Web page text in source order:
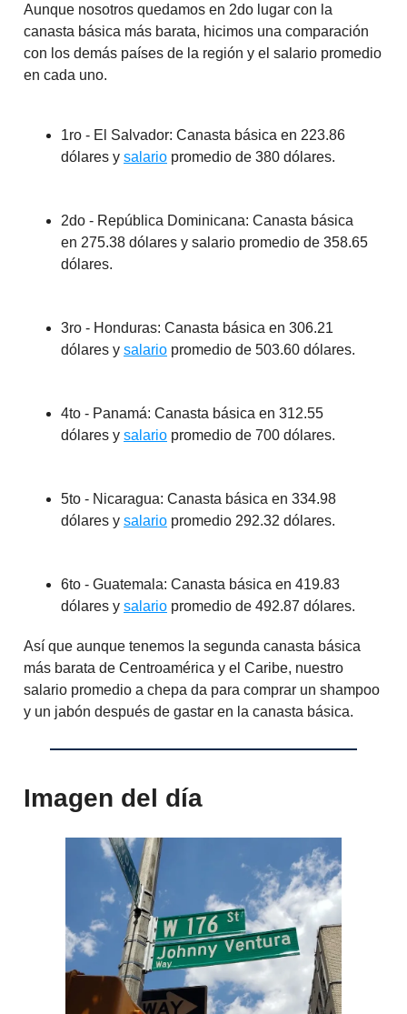
Aunque nosotros quedamos en 2do lugar con la
canasta básica más barata, hicimos una comparación
con los demás países de la región y el salario promedio
en cada uno.
1ro - El Salvador: Canasta básica en 223.86
dólares y salario promedio de 380 dólares.
2do - República Dominicana: Canasta básica
en 275.38 dólares y salario promedio de 358.65
dólares.
3ro - Honduras: Canasta básica en 306.21
dólares y salario promedio de 503.60 dólares.
4to - Panamá: Canasta básica en 312.55
dólares y salario promedio de 700 dólares.
5to - Nicaragua: Canasta básica en 334.98
dólares y salario promedio 292.32 dólares.
6to - Guatemala: Canasta básica en 419.83
dólares y salario promedio de 492.87 dólares.
Así que aunque tenemos la segunda canasta básica
más barata de Centroamérica y el Caribe, nuestro
salario promedio a chepa da para comprar un shampoo
y un jabón después de gastar en la canasta básica.
Imagen del día